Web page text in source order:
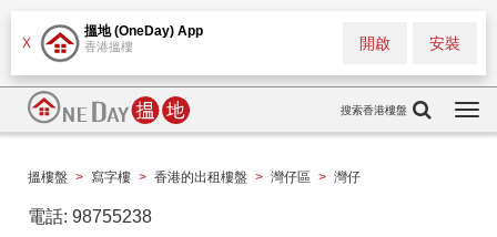
X
搵地 (OneDay) App
香港搵樓 安裝
開啟
搜索香港樓盤
搵樓盤 > 寫字樓 > 香港的出租樓盤 > 灣仔區 > 灣仔
電話: 98755238